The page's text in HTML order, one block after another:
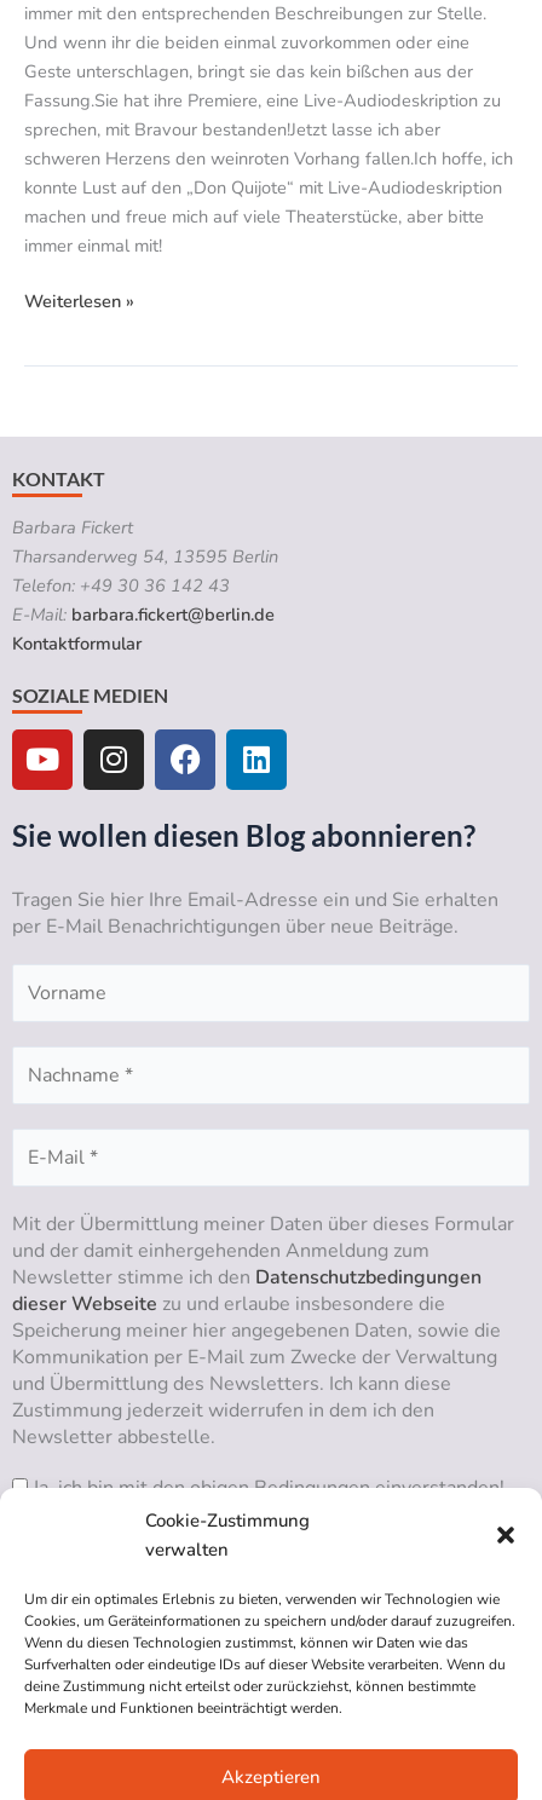
Cookie-Zustimmung
verwalten
Um dir ein optimales Erlebnis zu bieten, verwenden wir Technologien wie
Cookies, um Geräteinformationen zu speichern und/oder darauf zuzugreifen.
Wenn du diesen Technologien zustimmst, können wir Daten wie das
Surfverhalten oder eindeutige IDs auf dieser Website verarbeiten. Wenn du
deine Zustimmung nicht erteilst oder zurückziehst, können bestimmte
Merkmale und Funktionen beeinträchtigt werden.
Akzeptieren
immer mit den entsprechenden Beschreibungen zur Stelle.
Und wenn ihr die beiden einmal zuvorkommen oder eine
Geste unterschlagen, bringt sie das kein bißchen aus der
Fassung.Sie hat ihre Premiere, eine Live-Audiodeskription zu
sprechen, mit Bravour bestanden!Jetzt lasse ich aber
schweren Herzens den weinroten Vorhang fallen.Ich hoffe, ich
konnte Lust auf den „Don Quijote“ mit Live-Audiodeskription
machen und freue mich auf viele Theaterstücke, aber bitte
immer einmal mit!
Weiterlesen »
KONTAKT
Barbara Fickert
Tharsanderweg 54, 13595 Berlin
Telefon: +49 30 36 142 43
E-Mail: barbara.fickert@berlin.de
Kontaktformular
SOZIALE MEDIEN
Y
o
u
t
u
e
I
n
s
t
a
r
a
m
F
a
c
e
b
o
o
k
L
i
n
k
e
d
i
n
Sie wollen diesen Blog abonnieren?
Tragen Sie hier Ihre Email-Adresse ein und Sie erhalten
per E-Mail Benachrichtigungen über neue Beiträge.
Mit der Übermittlung meiner Daten über dieses Formular
und der damit einhergehenden Anmeldung zum
Newsletter stimme ich den Datenschutzbedingungen
dieser Webseite zu und erlaube insbesondere die
Speicherung meiner hier angegebenen Daten, sowie die
Kommunikation per E-Mail zum Zwecke der Verwaltung
und Übermittlung des Newsletters. Ich kann diese
Zustimmung jederzeit widerrufen in dem ich den
Newsletter abbestelle.
Ja, ich bin mit den obigen Bedingungen einverstanden!
RSS ABONNIEREN